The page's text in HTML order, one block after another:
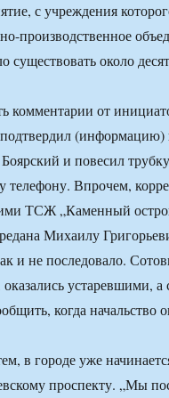
с учреждения
производственное
существовать около
комментарии от
подтвердил
и повесил
телефону. Впрочем,
ТСЖ „Каменный
Михаилу
и не последовало.
устаревшими, а
когда начальство
в городе уже
проспекту. „Мы